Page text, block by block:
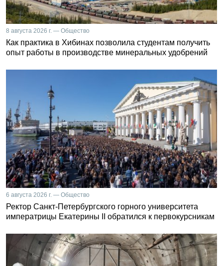
8 августа 2026 г. — Общество
Как практика в Хибинах позволила студентам получить
опыт работы в производстве минеральных удобрений
6 августа 2026 г. — Общество
Ректор Санкт-Петербургского горного университета
императрицы Екатерины II обратился к первокурсникам